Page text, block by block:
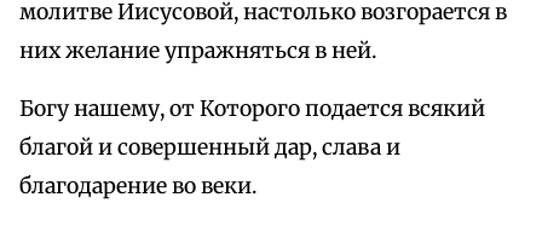
молитве Иисусовой, настолько возгорается в
них желание упражняться в ней.
Богу нашему, от Которого подается всякий
благой и совершенный дар, слава и
благодарение во веки.